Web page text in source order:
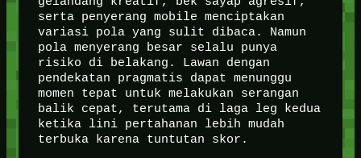
serta penyerang mobile menciptakan
variasi pola yang sulit dibaca. Namun
pola menyerang besar selalu punya
risiko di belakang. Lawan dengan
pendekatan pragmatis dapat menunggu
momen tepat untuk melakukan serangan
balik cepat, terutama di laga leg kedua
ketika lini pertahanan lebih mudah
terbuka karena tuntutan skor.